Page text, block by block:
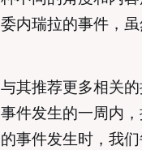
委内瑞拉的事件，
与其推荐更多相关
事件发生的一周内
的事件发生时，我